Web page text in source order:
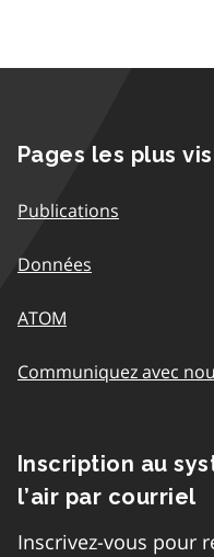
Pages les plus
Publications
Données
ATOM
Communiquez avec
Inscription au
l’air par courriel
Inscrivez-vous pour